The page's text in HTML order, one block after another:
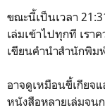
ขณะนี้เป็นเวลา
เล่มเข้าไปทุกที เรา
เขียนคำนำสำนักพิม
อาจดูเหมือนขี้เกียจ
หนังสือหลายเล่มจน